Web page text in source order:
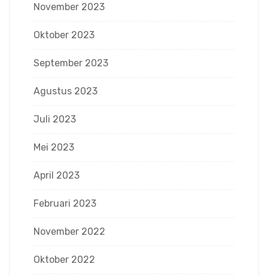
November 2023
Oktober 2023
September 2023
Agustus 2023
Juli 2023
Mei 2023
April 2023
Februari 2023
November 2022
Oktober 2022